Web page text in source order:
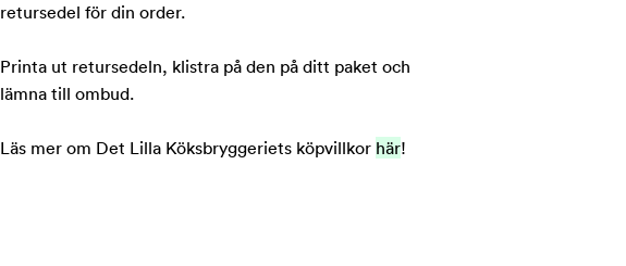
retursedel för din order.
Printa ut retursedeln, klistra på den på ditt paket och
lämna till ombud.
Läs mer om Det Lilla Köksbryggeriets köpvillkor här!